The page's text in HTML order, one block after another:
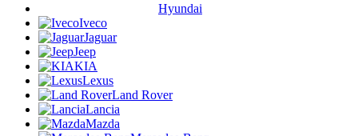
Hyundai
Iveco
Jaguar
Jeep
KIA
Lexus
Land Rover
Lancia
Mazda